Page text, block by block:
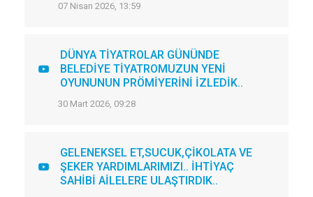
07 Nisan 2026, 13:59
DÜNYA TİYATROLAR GÜNÜNDE
BELEDİYE TİYATROMUZUN YENİ
OYUNUNUN PRÖMİYERİNİ İZLEDİK..
30 Mart 2026, 09:28
GELENEKSEL ET,SUCUK,ÇİKOLATA VE
ŞEKER YARDIMLARIMIZI.. İHTİYAÇ
SAHİBİ AİLELERE ULAŞTIRDIK..